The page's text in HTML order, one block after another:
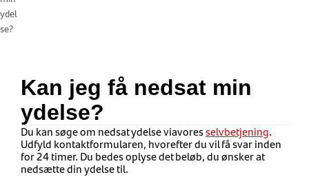
ydel
se?
Kan jeg få nedsat min
ydelse?
Du kan søge om nedsat ydelse viavoresselvbetjening.
Udfyld kontaktformularen, hvorefter du vil få svar inden
for 24 timer. Du bedes oplyse det beløb, du ønsker at
nedsætte din ydelse til.